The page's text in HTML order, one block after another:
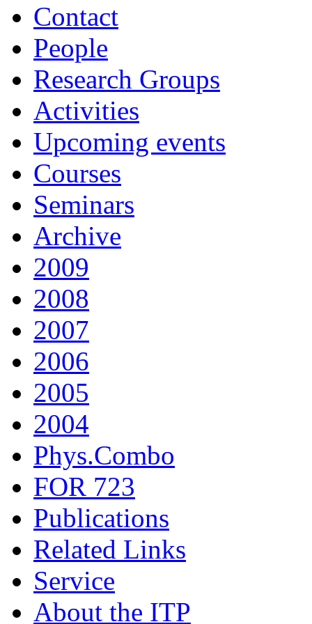
Contact
People
Research Groups
Activities
Upcoming events
Courses
Seminars
Archive
2009
2008
2007
2006
2005
2004
Phys.Combo
FOR 723
Publications
Related Links
Service
About the ITP